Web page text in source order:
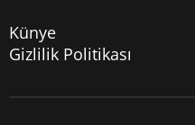
Künye
Gizlilik Politikası